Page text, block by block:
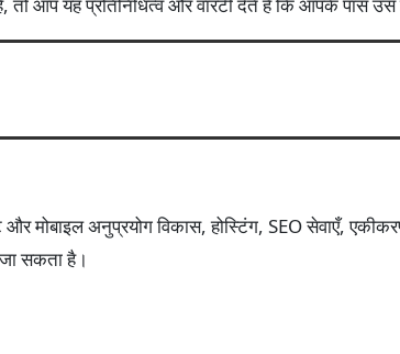
अनुप्रयोग विकास, होस्टिंग, SEO सेवाएँ,
सकता है।